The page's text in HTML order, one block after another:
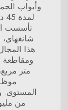
هذا
المستوى.
من